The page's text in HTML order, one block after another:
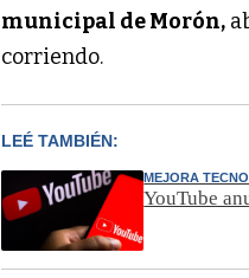
municipal de Morón,
corriendo.
LEÉ TAMBIÉN:
MEJORA
YouTube